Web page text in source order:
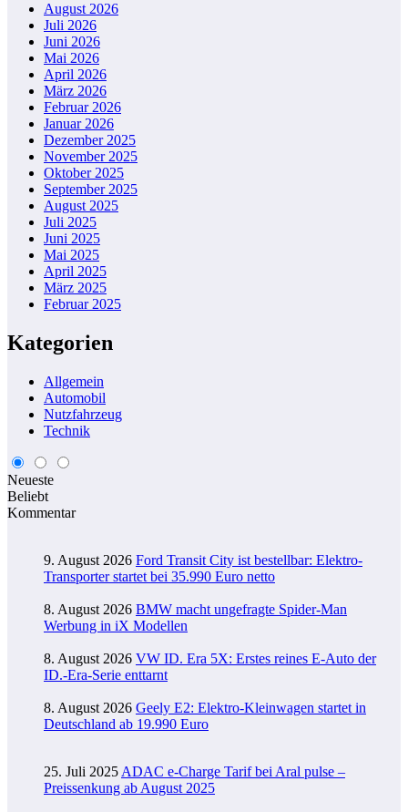
August 2026
Juli 2026
Juni 2026
Mai 2026
April 2026
März 2026
Februar 2026
Januar 2026
Dezember 2025
November 2025
Oktober 2025
September 2025
August 2025
Juli 2025
Juni 2025
Mai 2025
April 2025
März 2025
Februar 2025
Kategorien
Allgemein
Automobil
Nutzfahrzeug
Technik
Neueste
Beliebt
Kommentar
9. August 2026 Ford Transit City ist bestellbar: Elektro-
Transporter startet bei 35.990 Euro netto
8. August 2026 BMW macht ungefragte Spider-Man
Werbung in iX Modellen
8. August 2026 VW ID. Era 5X: Erstes reines E-Auto der
ID.-Era-Serie enttarnt
8. August 2026 Geely E2: Elektro-Kleinwagen startet in
Deutschland ab 19.990 Euro
25. Juli 2025 ADAC e-Charge Tarif bei Aral pulse –
Preissenkung ab August 2025